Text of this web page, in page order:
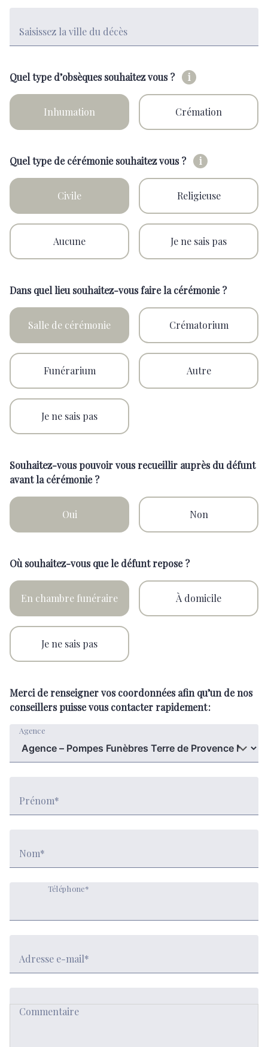
Saisissez la ville du décès
Quel type d’obsèques souhaitez vous ? i
Inhumation Crémation
Quel type de cérémonie souhaitez vous ? i
Civile Religieuse
Aucune Je ne sais pas
Dans quel lieu souhaitez-vous faire la cérémonie ?
Salle de cérémonie Crématorium
Funérarium Autre
Je ne sais pas
Souhaitez-vous pouvoir vous recueillir auprès du défunt
avant la cérémonie ?
Oui Non
Où souhaitez-vous que le défunt repose ?
En chambre funéraire À domicile
Je ne sais pas
Merci de renseigner vos coordonnées afin qu’un de nos
conseillers puisse vous contacter rapidement :
Agence
Prénom*
Nom*
Téléphone*
Adresse e-mail*
Commentaire